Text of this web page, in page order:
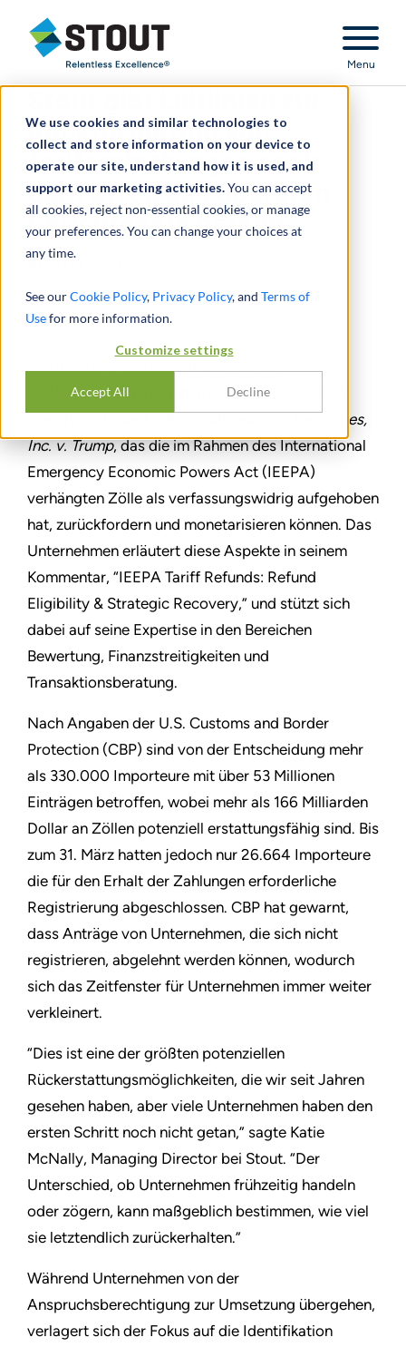
We use cookies and similar technologies to
collect and store information on your device to
operate our site, understand how it is used, and
support our marketing activities.You can accept
all cookies, reject non-essential cookies, or manage
your preferences. You can change your choices at
any time.
See ourCookie Policy, Privacy Policy, and Terms of
Usefor more information.
Customize settings
Accept All Decline
Stout Relentless Excellence
Menu
Rückforderung von
Tariferstattungen nach
dem Urteil des Obersten
Gerichtshofs heraus
April 09, 2026
TEILEN
Stout berät Importeure dabei, wie sie
Zollerstattungen nach dem Urteil des Obersten
Learning Resources,
Inc. v. Trump, das die im Rahmen des International
Emergency Economic Powers Act (IEEPA)
verhängten Zölle als verfassungswidrig aufgehoben
hat, zurückfordern und monetarisieren können. Das
Unternehmen erläutert diese Aspekte in seinem
Kommentar, “IEEPA Tariff Refunds: Refund
Eligibility & Strategic Recovery,” und stützt sich
dabei auf seine Expertise in den Bereichen
Bewertung, Finanzstreitigkeiten und
Transaktionsberatung.
Nach Angaben der U.S. Customs and Border
Protection (CBP) sind von der Entscheidung mehr
als 330.000 Importeure mit über 53 Millionen
Einträgen betroffen, wobei mehr als 166 Milliarden
Dollar an Zöllen potenziell erstattungsfähig sind. Bis
zum 31. März hatten jedoch nur 26.664 Importeure
die für den Erhalt der Zahlungen erforderliche
Registrierung abgeschlossen. CBP hat gewarnt,
dass Anträge von Unternehmen, die sich nicht
registrieren, abgelehnt werden können, wodurch
sich das Zeitfenster für Unternehmen immer weiter
verkleinert.
“Dies ist eine der größten potenziellen
Rückerstattungsmöglichkeiten, die wir seit Jahren
gesehen haben, aber viele Unternehmen haben den
ersten Schritt noch nicht getan,” sagte Katie
McNally, Managing Director bei Stout. “Der
Unterschied, ob Unternehmen frühzeitig handeln
oder zögern, kann maßgeblich bestimmen, wie viel
sie letztendlich zurückerhalten.”
Während Unternehmen von der
Anspruchsberechtigung zur Umsetzung übergehen,
verlagert sich der Fokus auf die Identifikation